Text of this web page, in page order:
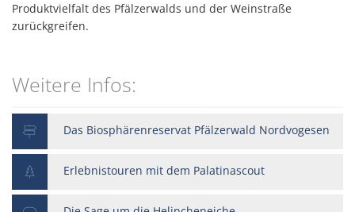
Produktvielfalt des Pfälzerwalds und der Weinstraße
zurückgreifen.
Weitere Infos:
Das Biosphärenreservat Pfälzerwald Nordvogesen
Erlebnistouren mit dem Palatinascout